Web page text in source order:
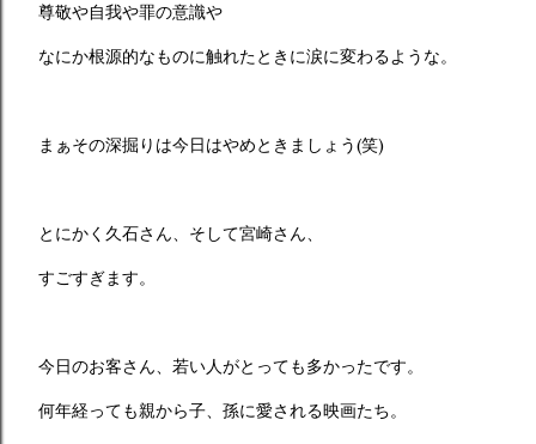
尊敬や自我や罪の意識や
なにか根源的なものに触れたときに涙に変わるような。
まぁその深掘りは今日はやめときましょう(笑)
とにかく久石さん、そして宮崎さん、
すごすぎます。
今日のお客さん、若い人がとっても多かったです。
何年経っても親から子、孫に愛される映画たち。